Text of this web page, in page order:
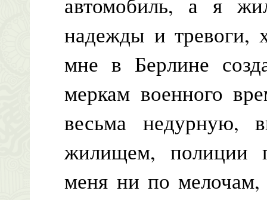
надежды и тревоги,
мне в Берлине
меркам военного
весьма недурную,
жилищем, полиции
меня ни по